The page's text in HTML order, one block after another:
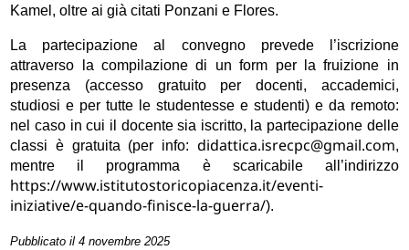
Kamel, oltre ai già citati Ponzani e Flores.
La partecipazione al convegno prevede l’iscrizione
attraverso la compilazione di un form per la fruizione in
presenza (accesso gratuito per docenti, accademici,
studiosi e per tutte le studentesse e studenti) e da remoto:
nel caso in cui il docente sia iscritto, la partecipazione delle
classi è gratuita (per info: didattica.isrecpc@gmail.com,
mentre il programma è scaricabile all’indirizzo
https://www.istitutostoricopiacenza.it/eventi-
iniziative/e-quando-finisce-la-guerra/).
Pubblicato il 4 novembre 2025